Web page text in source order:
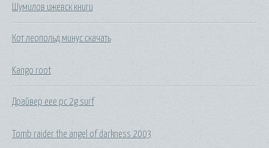
Шумилов ижевск книги
Кот леопольд минус скачать
Kango root
Драйвер eee pc 2g surf
Tomb raider the angel of darkness 2003